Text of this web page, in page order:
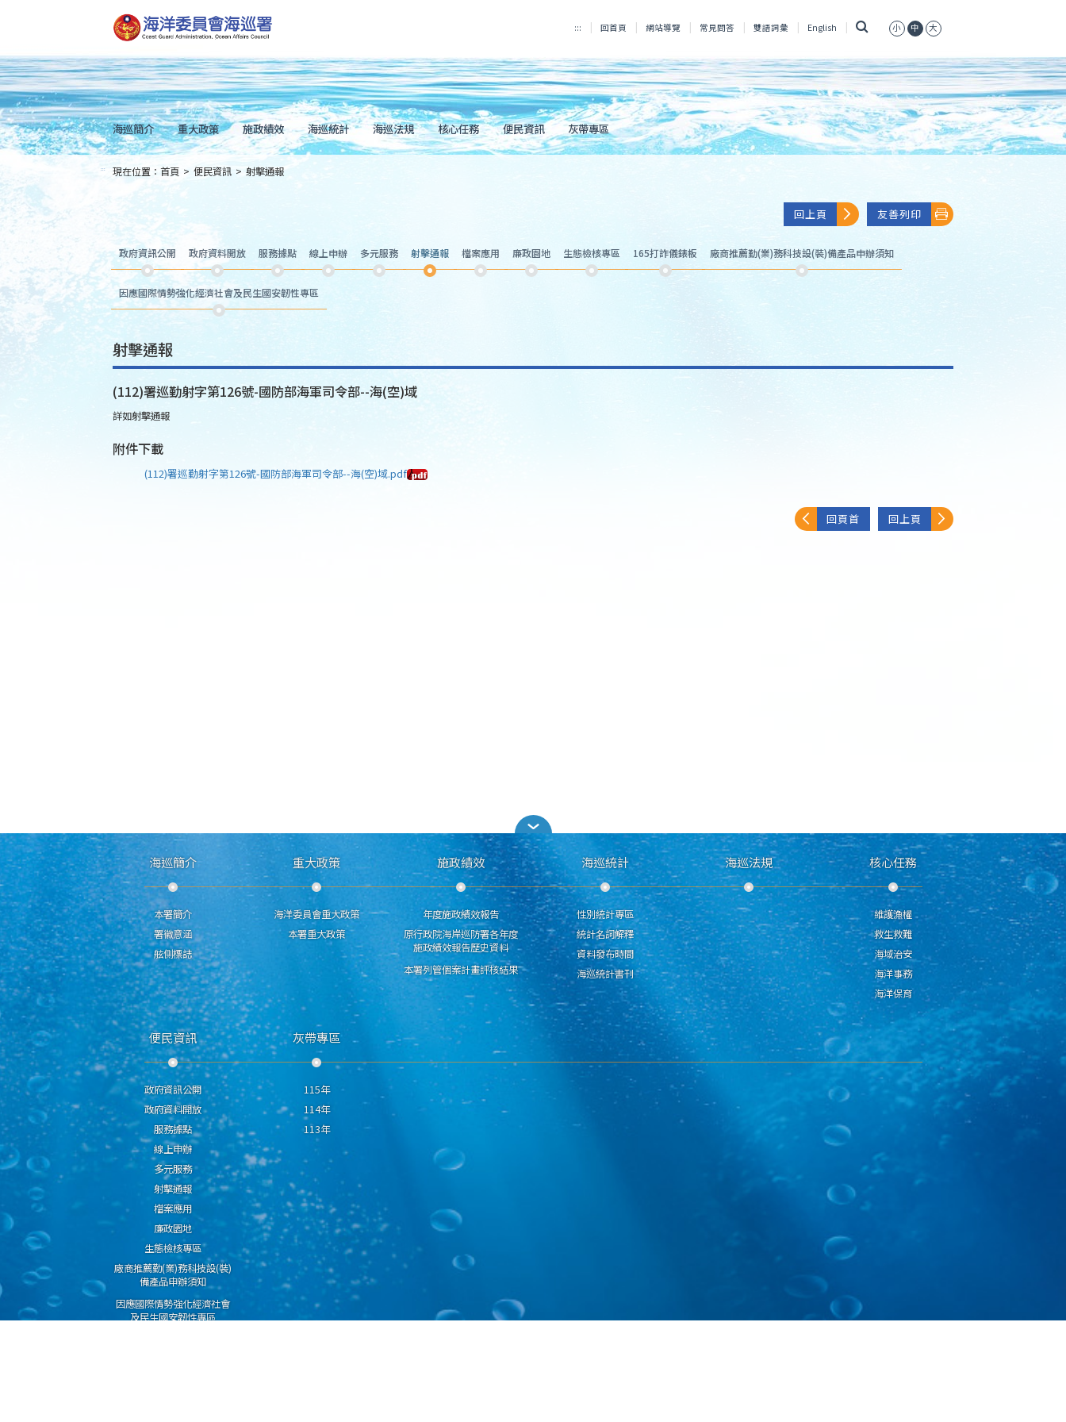
到
主
內
容
Skip
to
main
content
::: 回首頁 網站導覽 常見問答 雙語詞彙 English 小 中 大
海巡簡介 重大政策 施政績效 海巡統計 海巡法規 核心任務 便民資訊 灰帶專區
::: 現在位置： 首頁 > 便民資訊 > 射擊通報
回上頁 友善列印
政府資訊公開 政府資料開放 服務據點 線上申辦 多元服務 射擊通報 檔案應用 廉政園地 生態檢核專區 165打詐儀錶板 廠商推薦勤(業)務科技設(裝)備產品申辦須知
因應國際情勢強化經濟社會及民生國安韌性專區
射擊通報
(112)署巡勤射字第126號-國防部海軍司令部--海(空)域
詳如射擊通報
附件下載
(112)署巡勤射字第126號-國防部海軍司令部--海(空)域.pdf
回頁首 回上頁
海巡簡介
本署簡介
署徽意涵
舷側標誌
重大政策
海洋委員會重大政策
本署重大政策
施政績效
年度施政績效報告
原行政院海岸巡防署各年度
施政績效報告歷史資料
本署列管個案計畫評核結果
海巡統計
性別統計專區
統計名詞解釋
資料發布時間
海巡統計書刊
海巡法規 核心任務
維護漁權
救生救難
海域治安
海洋事務
海洋保育
便民資訊
政府資訊公開
政府資料開放
服務據點
線上申辦
多元服務
射擊通報
檔案應用
廉政園地
生態檢核專區
廠商推薦勤(業)務科技設(裝)
備產品申辦須知
因應國際情勢強化經濟社會
及民生國安韌性專區
灰帶專區
115年
114年
113年